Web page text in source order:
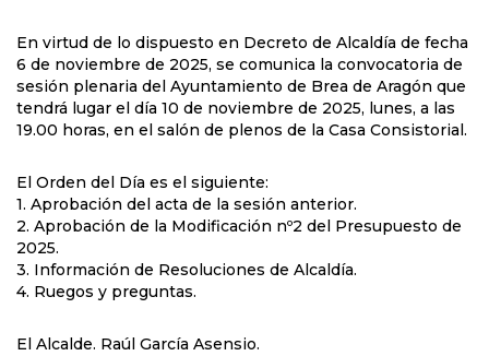
En virtud de lo dispuesto en Decreto de Alcaldía de fecha
6 de noviembre de 2025, se comunica la convocatoria de
sesión plenaria del Ayuntamiento de Brea de Aragón que
tendrá lugar el día 10 de noviembre de 2025, lunes, a las
19.00 horas, en el salón de plenos de la Casa Consistorial.
El Orden del Día es el siguiente:
1. Aprobación del acta de la sesión anterior.
2. Aprobación de la Modificación nº2 del Presupuesto de
2025.
3. Información de Resoluciones de Alcaldía.
4. Ruegos y preguntas.
El Alcalde. Raúl García Asensio.